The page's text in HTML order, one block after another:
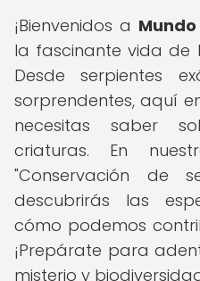
¡Bienvenidos a
la fascinante vida de
Desde serpientes
sorprendentes, aquí
necesitas saber
criaturas. En
"Conservación de
descubrirás las
cómo podemos
¡Prepárate para
misterio y